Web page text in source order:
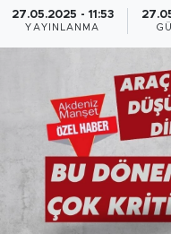
27.05.2025 - 11:53
YAYINLANMA
Sağlık
Turizm